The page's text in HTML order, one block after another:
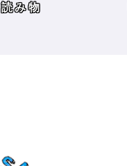
ロナもここ）